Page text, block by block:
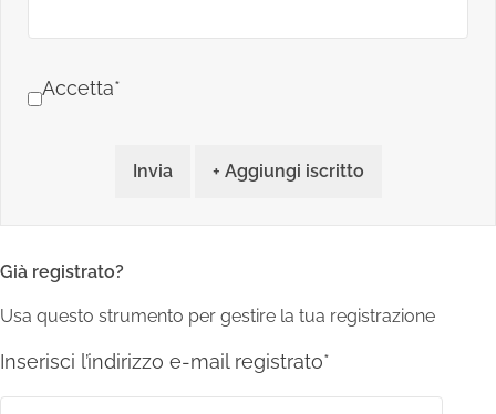
Accetta*
Invia + Aggiungi iscritto
Già registrato?
Usa questo strumento per gestire la tua registrazione
Inserisci l’indirizzo e-mail registrato*